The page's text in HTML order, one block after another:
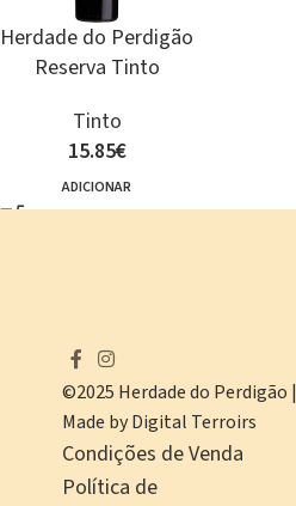
Herdade do Perdigão
Reserva Tinto
Tinto
15.85€
ADICIONAR
©2025 Herdade do Perdigão |
Made by Digital Terroirs
Condições de Venda
Política de